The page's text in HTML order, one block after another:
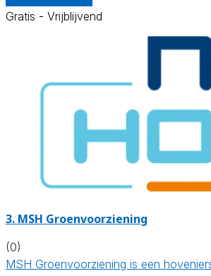
Gratis - Vrijblijvend
3. MSH Groenvoorziening
(0)
MSH Groenvoorziening is een